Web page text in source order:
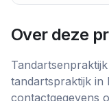
Over deze
Tandartsenpraktijk
tandartspraktijk in
contactgegevens